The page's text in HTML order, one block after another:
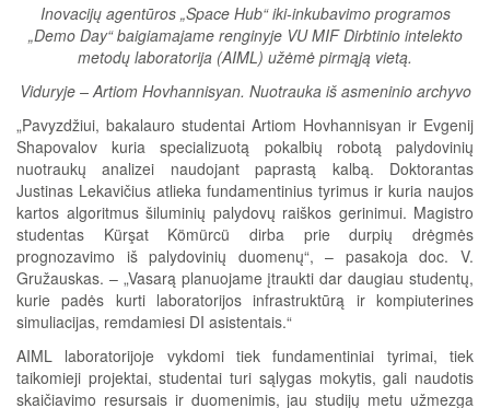
Inovacijų agentūros „Space Hub“ iki-inkubavimo programos
„Demo Day“ baigiamajame renginyje VU MIF Dirbtinio intelekto
metodų laboratorija (AIML) užėmė pirmąją vietą.
Viduryje – Artiom Hovhannisyan. Nuotrauka iš asmeninio archyvo
„Pavyzdžiui, bakalauro studentai Artiom Hovhannisyan ir Evgenij
Shapovalov kuria specializuotą pokalbių robotą palydovinių
nuotraukų analizei naudojant paprastą kalbą. Doktorantas
Justinas Lekavičius atlieka fundamentinius tyrimus ir kuria naujos
kartos algoritmus šiluminių palydovų raiškos gerinimui. Magistro
studentas Kürşat Kömürcü dirba prie durpių drėgmės
prognozavimo iš palydovinių duomenų“, – pasakoja doc. V.
Gružauskas. – „Vasarą planuojame įtraukti dar daugiau studentų,
kurie padės kurti laboratorijos infrastruktūrą ir kompiuterines
simuliacijas, remdamiesi DI asistentais.“
AIML laboratorijoje vykdomi tiek fundamentiniai tyrimai, tiek
taikomieji projektai, studentai turi sąlygas mokytis, gali naudotis
skaičiavimo resursais ir duomenimis, jau studijų metu užmezga